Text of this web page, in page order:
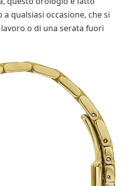
qualsiasi occasione, che si
o di una serata fuori